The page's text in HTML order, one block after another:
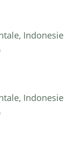
Indonesie
Indonesie